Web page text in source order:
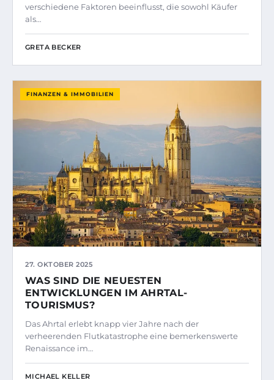
verschiedene Faktoren beeinflusst, die sowohl Käufer
als…
GRETA BECKER
FINANZEN & IMMOBILIEN
27. OKTOBER 2025
WAS SIND DIE NEUESTEN
ENTWICKLUNGEN IM AHRTAL-
TOURISMUS?
Das Ahrtal erlebt knapp vier Jahre nach der
verheerenden Flutkatastrophe eine bemerkenswerte
Renaissance im…
MICHAEL KELLER